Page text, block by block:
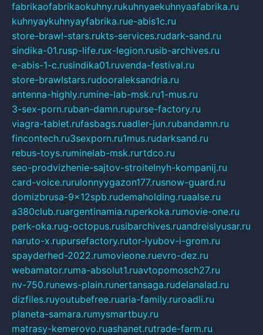
fabrikaofabrikaokuhny.rukuhnyaekuhnyaafabrika.ru
kuhnyaykuhnyayfabrika.rue-abis1c.ru
store-brawl-stars.rukts-services.rudark-sand.ru
sindika-01.rusp-life.rux-legion.rusib-archives.ru
e-abis-1-c.rusindika01.ruvenda-festival.ru
store-brawlstars.rudooraleksandria.ru
antenna-highly.rumine-lab-msk.ru1-mus.ru
3-sex-porn.ruban-damn.rupurse-factory.ru
viagra-tablet.rufasbags.ruadler-jun.rubandamn.ru
fincontech.ru3sexporn.ru1mus.rudarksand.ru
rebus-toys.ruminelab-msk.rurtdco.ru
seo-prodvizhenie-sajtov-stroitelnyh-kompanij.ru
card-voice.rurulonnyygazon177.rusnow-guard.ru
domizbrusa-9x12spb.rudemaholding.ruaalse.ru
a380club.ruargentinamia.ruperkoka.rumovie-one.ru
perk-oka.rug-octopus.rusibarchives.ruandreislyusar.ru
naruto-x.rupursefactory.rutor-lyubov-i-grom.ru
spayderhed-2022.rumovieone.ruevro-dez.ru
webamator.ruma-absolut1.ruavtopomosch27.ru
nv-750.runews-plain.runertansaga.rudelanalad.ru
dizfiles.ruyoutubefree.ruaria-family.ruroadli.ru
planeta-samara.rumysmartbuy.ru
matrasy-kemerovo.ruashanet.rutrade-farm.ru